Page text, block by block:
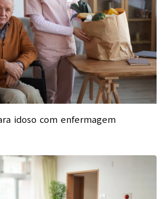
idoso com enfermagem